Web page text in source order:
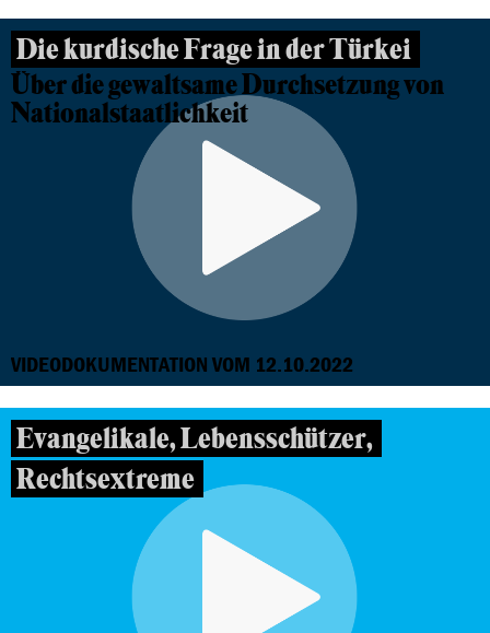
Die kurdische Frage in der Türkei
Über die gewaltsame Durchsetzung von
Nationalstaatlichkeit
VIDEODOKUMENTATION VOM 12.10.2022
Evangelikale, Lebensschützer,
Rechtsextreme